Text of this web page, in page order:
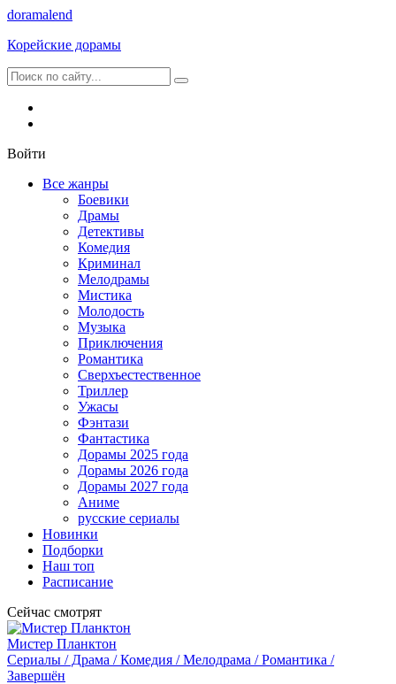
doramalend
Корейские дорамы
Войти
Все жанры
Боевики
Драмы
Детективы
Комедия
Криминал
Мелодрамы
Мистика
Молодость
Музыка
Приключения
Романтика
Сверхъестественное
Триллер
Ужасы
Фэнтази
Фантастика
Дорамы 2025 года
Дорамы 2026 года
Дорамы 2027 года
Аниме
русские сериалы
Новинки
Подборки
Наш топ
Расписание
Сейчас смотрят
Мистер Планктон
Сериалы / Драма / Комедия / Мелодрама / Романтика /
Завершён